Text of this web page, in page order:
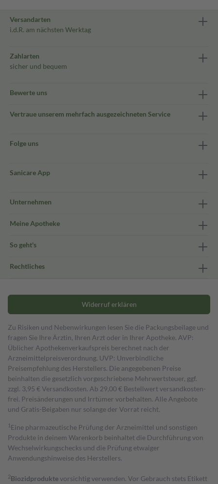
Versandarten
i.d.R. am nächsten Werktag
Zahlarten
sicher und bequem
Bewerte uns
Vertraue unserem mehrfach ausgezeichneten Service
Folge uns
Sanicare App
Unternehmen
Meine Apotheke
So geht's
Rechtliches
Widerruf erklären
Zu Risiken und Nebenwirkungen lesen Sie die Packungsbeilage und
fragen Sie Ihre Ärztin, Ihren Arzt oder in Ihrer Apotheke. AVP:
Üblicher Apothekenverkaufspreis berechnet nach der
Arzneimittelpreisverordnung. UVP: Unverbindliche
Preisempfehlung des Herstellers. Die angegebenen Preise
beinhalten die gesetzlich vorgeschriebene Mehrwertsteuer, ggf.
zzgl. 3,95 € Versandkosten. Ab 29,00 € Bestell­wert versand­kosten­
frei. Preisänderungen und Irrtümer vorbehalten. Alle Angebote
und Gratis-Beigaben nur solange der Vorrat reicht.
1 Eine pharmazeutische Prüfung der Arzneimittel und sonstigen
Produkte in deinem Warenkorb beinhaltet die Durchführung von
Wechselwirkungschecks und die Prüfung etwaiger
Anwendungshinweise des Herstellers.
2Biozidproduktevorsichtig verwenden. Vor Gebrauch stets Etikett